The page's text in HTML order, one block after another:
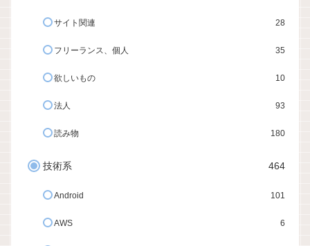
サイト関連 28
フリーランス、個人 35
欲しいもの 10
法人 93
読み物 180
技術系 464
Android 101
AWS 6